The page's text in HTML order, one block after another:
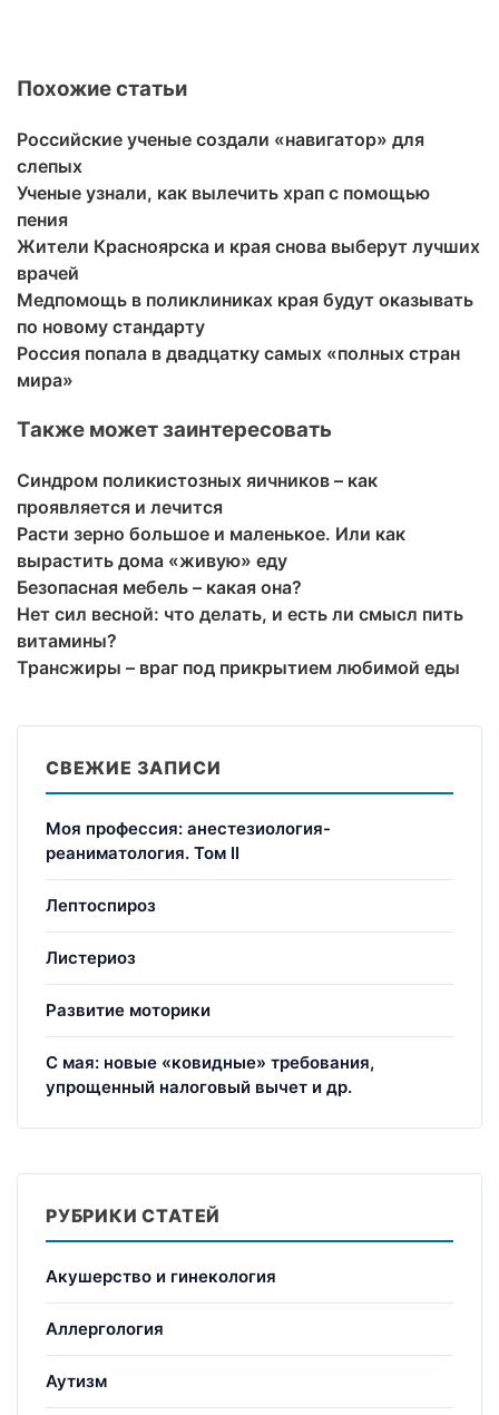
Похожие статьи
Российские ученые создали «навигатор» для
слепых
Ученые узнали, как вылечить храп с помощью
пения
Жители Красноярска и края снова выберут лучших
врачей
Медпомощь в поликлиниках края будут оказывать
по новому стандарту
Россия попала в двадцатку самых «полных стран
мира»
Также может заинтересовать
Синдром поликистозных яичников – как
проявляется и лечится
Расти зерно большое и маленькое. Или как
вырастить дома «живую» еду
Безопасная мебель – какая она?
Нет сил весной: что делать, и есть ли смысл пить
витамины?
Трансжиры – враг под прикрытием любимой еды
СВЕЖИЕ ЗАПИСИ
Моя профессия: анестезиология-
реаниматология. Том II
Лептоспироз
Листериоз
Развитие моторики
С мая: новые «ковидные» требования,
упрощенный налоговый вычет и др.
РУБРИКИ СТАТЕЙ
Акушерство и гинекология
Аллергология
Аутизм